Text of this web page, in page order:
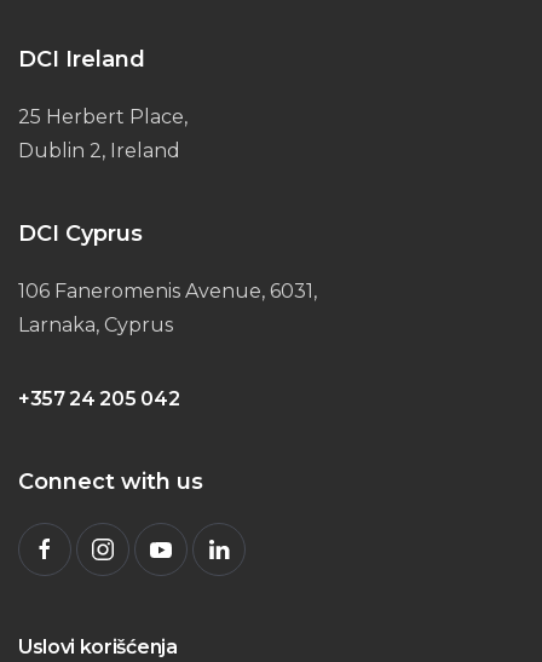
DCI Ireland
25 Herbert Place,
Dublin 2, Ireland
DCI Cyprus
106 Faneromenis Avenue, 6031,
Larnaka, Cyprus
+357 24 205 042
Connect with us
Uslovi korišćenja